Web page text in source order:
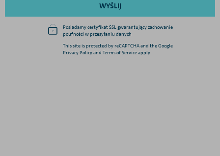
WYŚLIJ
Posiadamy certyfikat SSL gwarantujący zachowanie
poufności w przesyłaniu danych
This site is protected by reCAPTCHA and the Google
Privacy Policy and Terms of Service apply